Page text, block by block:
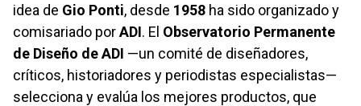
idea de Gio Ponti, desde 1958 ha sido organizado y
comisariado porADI. El Observatorio Permanente
de Diseño de ADI —un comité de diseñadores,
críticos, historiadores y periodistas especialistas—
selecciona y evalúa los mejores productos, que